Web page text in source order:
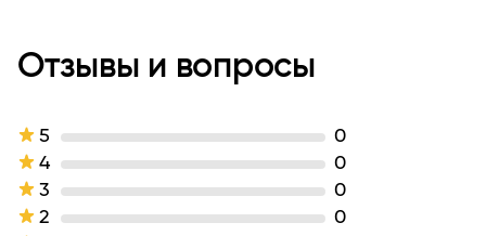
МЛ/ML 3.МАСКА-УХОД ДЛЯ ВОЛОС
ОБЪЁМ -15 МЛ/ML , ИНСТРУКЦИЯ ПО
Линейка
Активные
экстракт рябины , кератин, масто
Тип волос
Тип кожи
для нормальной
Отзывы и вопросы
5
0
4
0
3
0
2
0